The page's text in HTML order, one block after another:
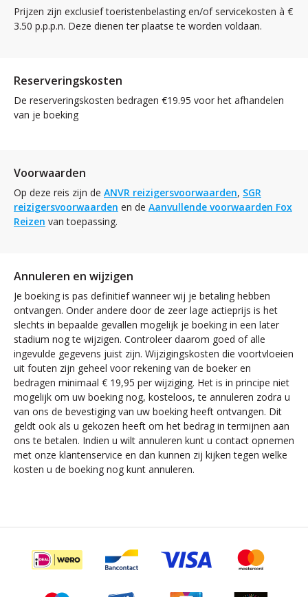
Prijzen zijn exclusief toeristenbelasting en/of servicekosten à €
3.50 p.p.p.n. Deze dienen ter plaatse te worden voldaan.
Reserveringskosten
De reserveringskosten bedragen €19.95 voor het afhandelen
van je boeking
Voorwaarden
Op deze reis zijn de ANVR reizigersvoorwaarden, SGR
reizigersvoorwaarden en de Aanvullende voorwaarden Fox
Reizen van toepassing.
Annuleren en wijzigen
Je boeking is pas definitief wanneer wij je betaling hebben
ontvangen. Onder andere door de zeer lage actieprijs is het
slechts in bepaalde gevallen mogelijk je boeking in een later
stadium nog te wijzigen. Controleer daarom goed of alle
ingevulde gegevens juist zijn. Wijzigingskosten die voortvloeien
uit fouten zijn geheel voor rekening van de boeker en
bedragen minimaal € 19,95 per wijziging. Het is in principe niet
mogelijk om uw boeking nog, kosteloos, te annuleren zodra u
van ons de bevestiging van uw boeking heeft ontvangen. Dit
geldt ook als u gekozen heeft om het bedrag in termijnen aan
ons te betalen. Indien u wilt annuleren kunt u contact opnemen
met onze klantenservice en dan kunnen zij kijken tegen welke
kosten u de boeking nog kunt annuleren.